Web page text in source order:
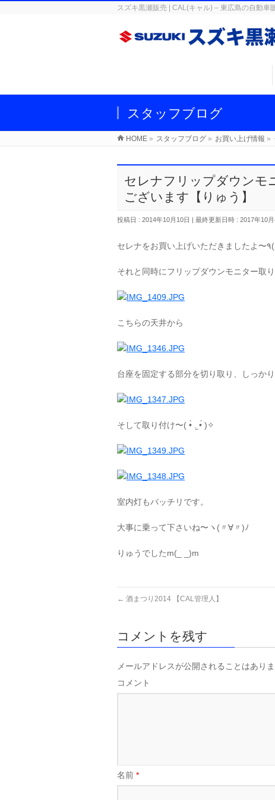
スズキ黒瀬販売 | CAL(キャル) – 東広島の自動
スタッフブログ
HOME » スタッフブログ » お買い上げ情報 »
セレナフリップダウンモ
ございます【りゅう】
投稿日 : 2014年10月10日 最終更新日時 : 2017年10月
それと同時にフリップダウンモニター取り
こちらの天井から
台座を固定する部分を切り取り、しっか
そして取り付け〜( •̀ .̫ •́ )✧
室内灯もバッチリです。
大事に乗って下さいね〜ヽ(〃∀〃)ﾉ
りゅうでしたm(_ _)m
← 酒まつり2014 【CAL管理人】
コメントを残す
メールアドレスが公開されることはありま
コメント
名前 *